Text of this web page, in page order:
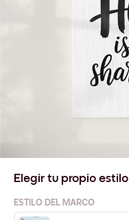
Elegir tu propio estilo
ESTILO DEL MARCO